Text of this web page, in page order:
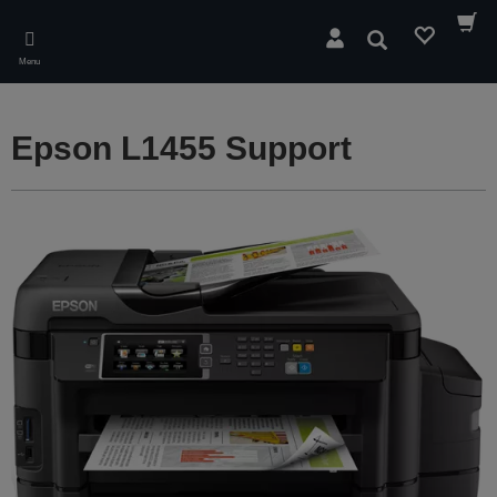
main
content
Menu
Rechercher
Epson L1455 Support